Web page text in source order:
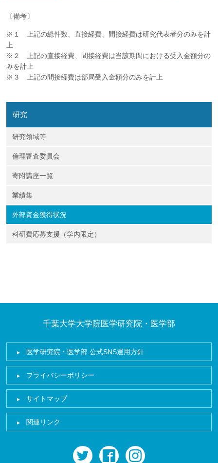
〔備考〕
※１ 上記の総件数、直接経費、間接経費は研究代表者分のみを計
上
※２ 上記の直接経費、間接経費は当該期間における受入金額分の
みを計上
※３ 上記の間接経費は部局受入金額分のみを計上
研究
研究領域等
倫理審査委員会
寄附講座一覧
業績集
外部資金獲得状況
科研費応募支援（学内限定）
千葉大学大学院医学研究院・医学部
医学研究院・医学部 公式SNS運用方針
プライバシーポリシー
サイトマップ
関連リンク
twitter facebook